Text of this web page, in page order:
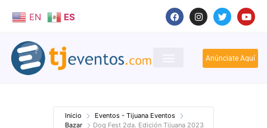
EN ES
Anúnciate Aquí
Inicio
Eventos - Tijuana Eventos
Bazar
Dog Fest 2da. Edición Tijuana 2023